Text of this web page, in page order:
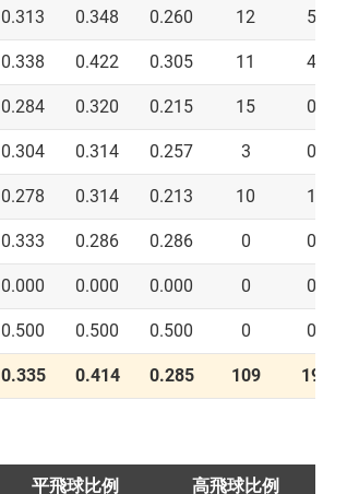
0.313 0.348 0.260 12 5
0.338 0.422 0.305 11 4
0.284 0.320 0.215 15 0
0.304 0.314 0.257 3 0
0.278 0.314 0.213 10 1
0.333 0.286 0.286 0 0
0.000 0.000 0.000 0 0
0.500 0.500 0.500 0 0
0.335 0.414 0.285 109 19
平飛球比例 高飛球比例